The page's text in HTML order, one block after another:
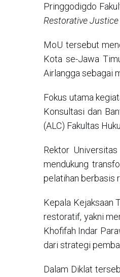
Pringgodigdo
Restorative Justice
MoU tersebut
Kota se-Jawa
Airlangga sebagai
Fokus utama
Konsultasi dan
(ALC) Fakultas
Rektor
mendukung
pelatihan berbasis
Kepala Kejaksaan
restoratif, yakni
Khofifah Indar
dari strategi
Dalam Diklat